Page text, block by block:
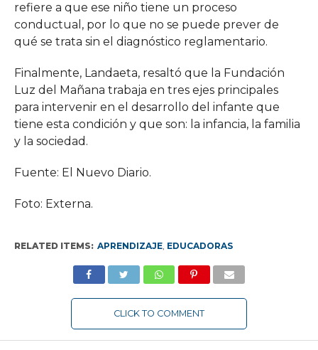
refiere a que ese niño tiene un proceso
conductual, por lo que no se puede prever de
qué se trata sin el diagnóstico reglamentario.
Finalmente, Landaeta, resaltó que la Fundación
Luz del Mañana trabaja en tres ejes principales
para intervenir en el desarrollo del infante que
tiene esta condición y que son: la infancia, la familia
y la sociedad.
Fuente: El Nuevo Diario.
Foto: Externa.
RELATED ITEMS: APRENDIZAJE, EDUCADORAS
CLICK TO COMMENT